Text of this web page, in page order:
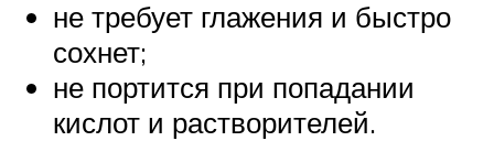
не требует глажения и быстро
сохнет;
не портится при попадании
кислот и растворителей.